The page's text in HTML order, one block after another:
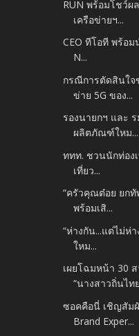
RUN พร้อมโชว์ผ
เครือข่ายฯ...
CEO ทีโอที พร้อ
N...
กรณีการตัดสินใจ
ข่าย 5G ของ...
รองนายกฯ และ
ผลิตภัณฑ์ใหม...
ททท. ชวนนักท่อง
เที่ยว...
“ครัวคุณต๋อย ยกทั
พร้อมเสิ...
“ห่างกัน...แต่ไม่ห่
ใหม...
เผยโฉมหน้า 30
“นางสาวถิ่นไท
ซอคคือนี่ เชิญสัม
Brand Exper...